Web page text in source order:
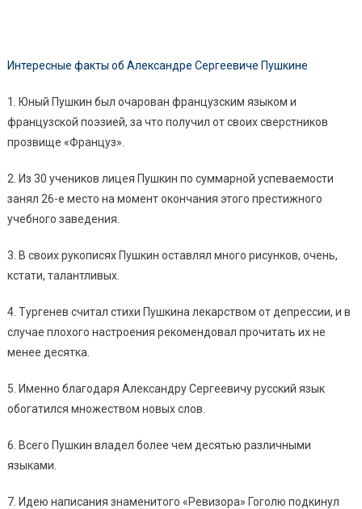
Интересные факты об Александре Сергеевиче Пушкине
1. Юный Пушкин был очарован французским языком и
французской поэзией, за что получил от своих сверстников
прозвище «Француз».
2. Из 30 учеников лицея Пушкин по суммарной успеваемости
занял 26-е место на момент окончания этого престижного
учебного заведения.
3. В своих рукописях Пушкин оставлял много рисунков, очень,
кстати, талантливых.
4. Тургенев считал стихи Пушкина лекарством от депрессии, и в
случае плохого настроения рекомендовал прочитать их не
менее десятка.
5. Именно благодаря Александру Сергеевичу русский язык
обогатился множеством новых слов.
6. Всего Пушкин владел более чем десятью различными
языками.
7. Идею написания знаменитого «Ревизора» Гоголю подкинул